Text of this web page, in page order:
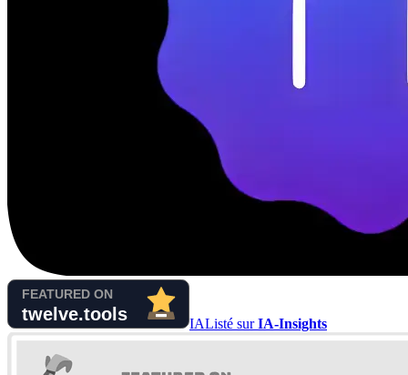
IAListé surIA-Insights